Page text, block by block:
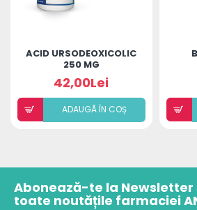
ACID URSODEOXICOLIC
250 MG
42,00Lei
ADAUGÃ ÎN COȘ
Abonează-te la Newsletter
toate noutățile farmaciei